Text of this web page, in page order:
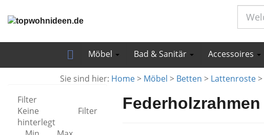
Möbel
Bad & Sanitär Accessoires
Sie sind hier: Home> Möbel > Betten > Lattenroste>
Filter
Keine Filter
hinterlegt
Federholzrahmen